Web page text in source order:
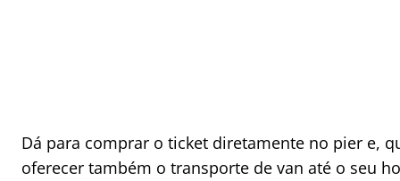
Dá para comprar o ticket diretamente no pier e,
oferecer também o transporte de van até o seu